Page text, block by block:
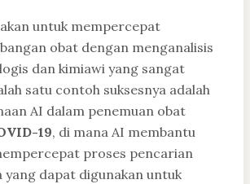
untuk mempercepat
obat dengan menganalisis
dan kimiawi yang sangat
satu contoh suksesnya adalah
AI dalam penemuan obat
19, di mana AI membantu
proses pencarian
yang dapat digunakan untuk